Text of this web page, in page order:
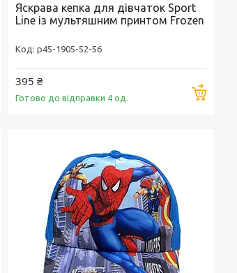
Купити
Яскрава кепка для дівчаток Sport
Line із мультяшним принтом Frozen
p45-1905-52-56
395 ₴
Готово до відправки 4 од.